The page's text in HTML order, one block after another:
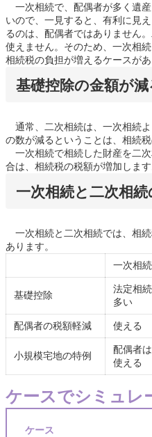
一次相続で、配偶者が多く遺
いので、一見すると、有利に見
るのは、配偶者ではありません
使えません。そのため、一次相
相続税の負担が増えるケースがあ
基礎控除の金額が減
通常、二次相続は、一次相続
の数が減るということは、相続
一次相続で相続した財産を二
合は、相続税の税額が増加します
一次相続と二次相
一次相続と二次相続では、相
あります。
一次相続
基礎控除
法定相
多い
配偶者の税額軽減 使える
小規模宅地の特例
配偶者
使える
ケースでシミュレ
ケース